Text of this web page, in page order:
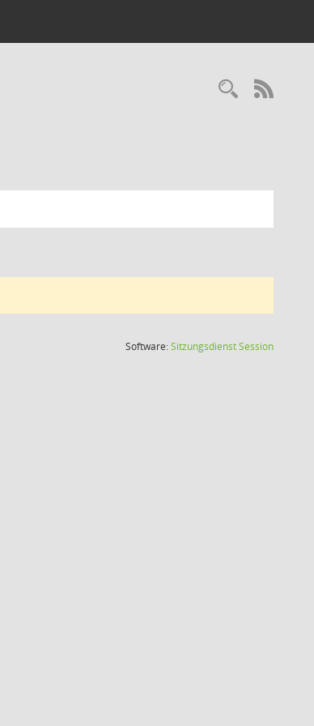
Software:SitzungsdienstSession(Wird in